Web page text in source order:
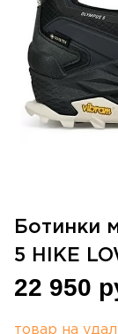
Ботинки
5 HIKE
22 950
товар на